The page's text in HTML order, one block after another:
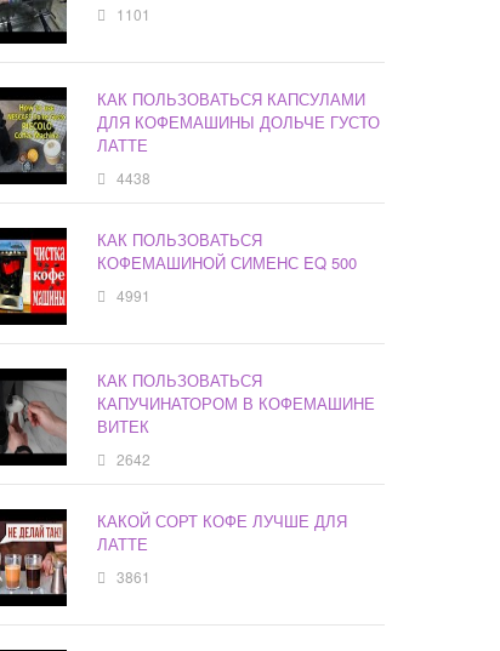
1101
КАК ПОЛЬЗОВАТЬСЯ КАПСУЛАМИ
ДЛЯ КОФЕМАШИНЫ ДОЛЬЧЕ ГУСТО
ЛАТТЕ
4438
КАК ПОЛЬЗОВАТЬСЯ
КОФЕМАШИНОЙ СИМЕНС EQ 500
4991
КАК ПОЛЬЗОВАТЬСЯ
КАПУЧИНАТОРОМ В КОФЕМАШИНЕ
ВИТЕК
2642
КАКОЙ СОРТ КОФЕ ЛУЧШЕ ДЛЯ
ЛАТТЕ
3861